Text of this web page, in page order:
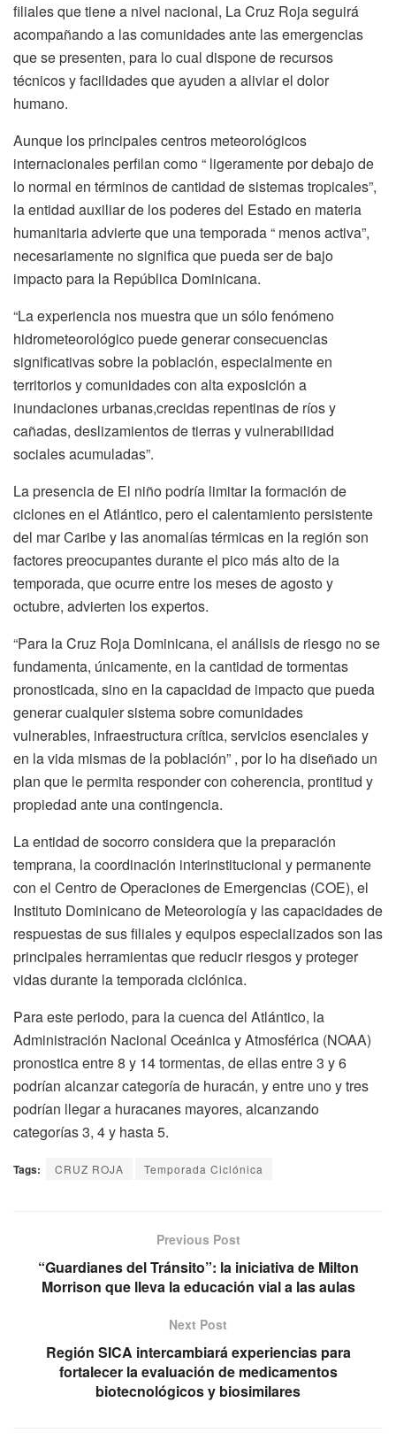
filiales que tiene a nivel nacional, La Cruz Roja seguirá
acompañando a las comunidades ante las emergencias
que se presenten, para lo cual dispone de recursos
técnicos y facilidades que ayuden a aliviar el dolor
humano.
Aunque los principales centros meteorológicos
internacionales perfilan como “ ligeramente por debajo de
lo normal en términos de cantidad de sistemas tropicales”,
la entidad auxiliar de los poderes del Estado en materia
humanitaria advierte que una temporada “ menos activa”,
necesariamente no significa que pueda ser de bajo
impacto para la República Dominicana.
“La experiencia nos muestra que un sólo fenómeno
hidrometeorológico puede generar consecuencias
significativas sobre la población, especialmente en
territorios y comunidades con alta exposición a
inundaciones urbanas,crecidas repentinas de ríos y
cañadas, deslizamientos de tierras y vulnerabilidad
sociales acumuladas”.
La presencia de El niño podría limitar la formación de
ciclones en el Atlántico, pero el calentamiento persistente
del mar Caribe y las anomalías térmicas en la región son
factores preocupantes durante el pico más alto de la
temporada, que ocurre entre los meses de agosto y
octubre, advierten los expertos.
“Para la Cruz Roja Dominicana, el análisis de riesgo no se
fundamenta, únicamente, en la cantidad de tormentas
pronosticada, sino en la capacidad de impacto que pueda
generar cualquier sistema sobre comunidades
vulnerables, infraestructura crítica, servicios esenciales y
en la vida mismas de la población” , por lo ha diseñado un
plan que le permita responder con coherencia, prontitud y
propiedad ante una contingencia.
La entidad de socorro considera que la preparación
temprana, la coordinación interinstitucional y permanente
con el Centro de Operaciones de Emergencias (COE), el
Instituto Dominicano de Meteorología y las capacidades de
respuestas de sus filiales y equipos especializados son las
principales herramientas que reducir riesgos y proteger
vidas durante la temporada ciclónica.
Para este periodo, para la cuenca del Atlántico, la
Administración Nacional Oceánica y Atmosférica (NOAA)
pronostica entre 8 y 14 tormentas, de ellas entre 3 y 6
podrían alcanzar categoría de huracán, y entre uno y tres
podrían llegar a huracanes mayores, alcanzando
categorías 3, 4 y hasta 5.
Tags: CRUZ ROJA Temporada Ciclónica
Previous Post
“Guardianes del Tránsito”: la iniciativa de Milton
Morrison que lleva la educación vial a las aulas
Next Post
Región SICA intercambiará experiencias para
fortalecer la evaluación de medicamentos
biotecnológicos y biosimilares